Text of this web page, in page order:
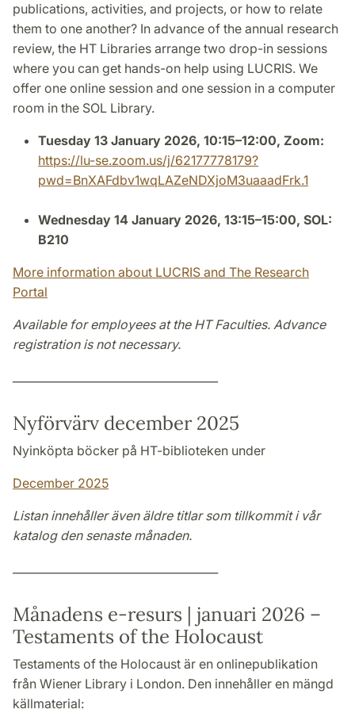
publications, activities, and projects, or how to relate
them to one another? In advance of the annual research
review, the HT Libraries arrange two drop-in sessions
where you can get hands-on help using LUCRIS. We
offer one online session and one session in a computer
room in the SOL Library.
Tuesday 13 January 2026, 10:15–12:00, Zoom:
https://lu-se.zoom.us/j/62177778179?
pwd=BnXAFdbv1wqLAZeNDXjoM3uaaadFrk.1
Wednesday 14 January 2026, 13:15–15:00, SOL:
B210
More information about LUCRIS and The Research
Portal
Available for employees at the HT Faculties. Advance
registration is not necessary.
Nyförvärv december 2025
Nyinköpta böcker på HT-biblioteken under
December 2025
Listan innehåller även äldre titlar som tillkommit i vår
katalog den senaste månaden.
Månadens e-resurs | januari 2026 –
Testaments of the Holocaust
Testaments of the Holocaust är en onlinepublikation
från Wiener Library i London. Den innehåller en mängd
källmaterial: